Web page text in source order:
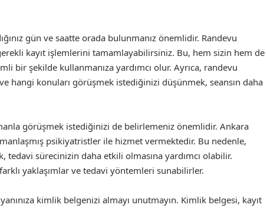
gün ve saatte orada bulunmanız önemlidir. Randevu
kayıt işlemlerini tamamlayabilirsiniz. Bu, hem sizin hem de
bir şekilde kullanmanıza yardımcı olur. Ayrıca, randevu
hangi konuları görüşmek istediğinizi düşünmek, seansın daha
görüşmek istediğinizi de belirlemeniz önemlidir. Ankara
psikiyatristler ile hizmet vermektedir. Bu nedenle,
tedavi sürecinizin daha etkili olmasına yardımcı olabilir.
yaklaşımlar ve tedavi yöntemleri sunabilirler.
kimlik belgenizi almayı unutmayın. Kimlik belgesi, kayıt